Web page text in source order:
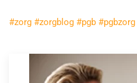
#zorg #zorgblog #pgb #pgbzorg